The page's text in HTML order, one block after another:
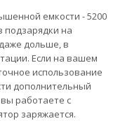
емкости - 5200
подзарядки на
дольше, в
Если на вашем
использование
дополнительный
работаете с
заряжается.